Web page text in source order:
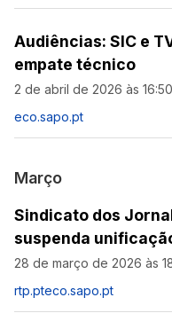
Audiências: SIC e
empate técnico
2 de abril de 2026 às 16:50
eco.sapo.pt
Março
Sindicato dos
suspenda
28 de março de 2026 às
rtp.pteco.sapo.pt